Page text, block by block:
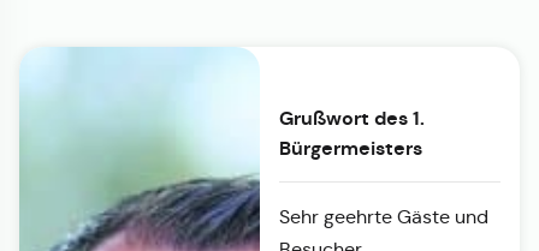
Grußwort des 1.
Bürgermeisters
Sehr geehrte Gäste und